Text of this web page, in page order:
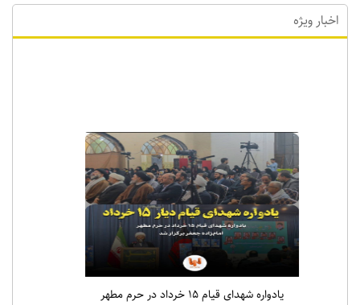
اخبار ویژه
یادواره شهدای قیام ۱۵ خرداد در حرم مطهر